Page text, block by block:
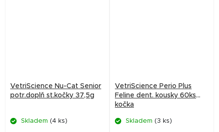
VetriScience Nu-Cat Senior
potr.doplň st.kočky 37,5g
Skladem (4 ks)
VetriScience Perio Plus
Feline dent. kousky 60ks
kočka
Skladem (3 ks)